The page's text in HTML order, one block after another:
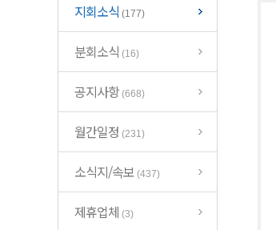
지회소식 (177)
분회소식 (16)
공지사항 (668)
월간일정 (231)
소식지/속보 (437)
제휴업체 (3)